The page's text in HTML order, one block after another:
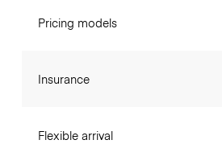
Pricing models
Insurance
Flexible arrival